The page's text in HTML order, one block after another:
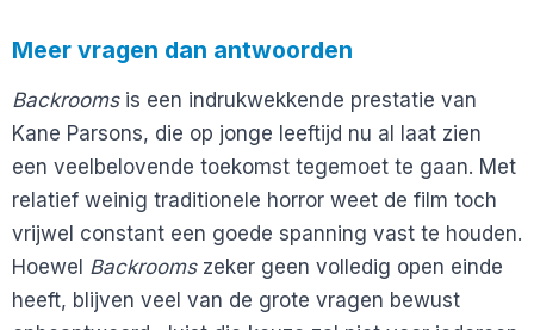
Meer vragen dan antwoorden
Backroomsis een indrukwekkende prestatie van
Kane Parsons, die op jonge leeftijd nu al laat zien
een veelbelovende toekomst tegemoet te gaan. Met
relatief weinig traditionele horror weet de film toch
vrijwel constant een goede spanning vast te houden.
Hoewel Backroomszeker geen volledig open einde
heeft, blijven veel van de grote vragen bewust